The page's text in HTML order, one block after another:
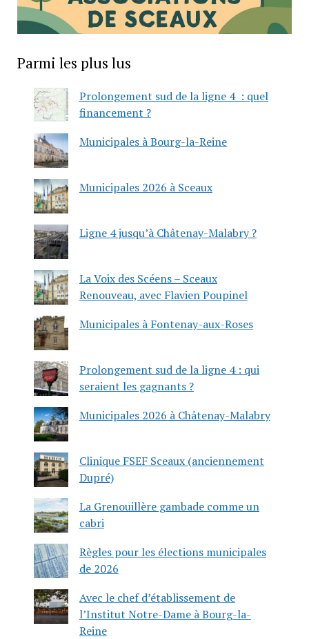
Parmi les plus lus
Prolongement sud de la ligne 4 : quel
financement ?
Municipales à Bourg-la-Reine
Municipales 2026 à Sceaux
Ligne 4 jusqu’à Châtenay-Malabry ?
La Voix des Scéens – Sceaux
Renouveau, avec Flavien Poupinel
Municipales à Fontenay-aux-Roses
Prolongement sud de la ligne 4 : qui
seraient les gagnants ?
Municipales 2026 à Châtenay-Malabry
Clinique FSEF Sceaux (anciennement
Dupré)
La Grenouillère gambade comme un
cabri
Règles pour les élections municipales
de 2026
Avec le chef d’établissement de
l’Institut Notre-Dame à Bourg-la-
Reine